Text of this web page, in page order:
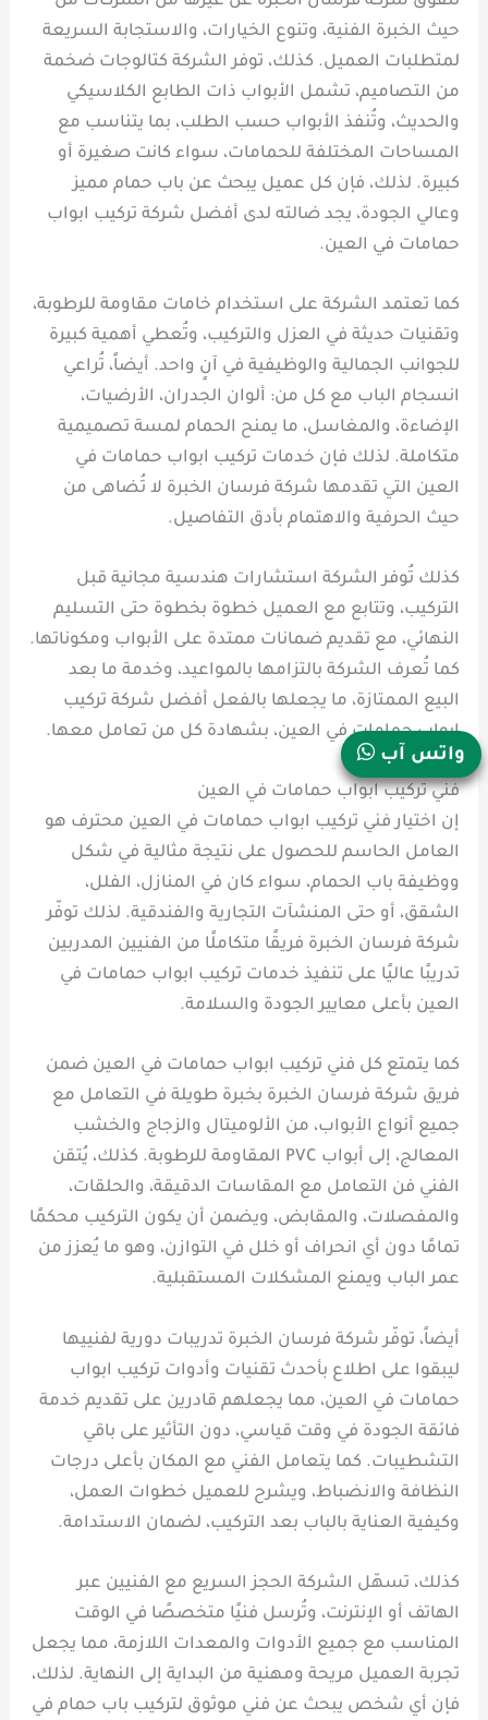
حيث الخبرة الفنية، وتنوع الخيارات، والاستجابة السريعة
لمتطلبات العميل. كذلك، توفر الشركة كتالوجات ضخمة
من التصاميم، تشمل الأبواب ذات الطابع الكلاسيكي
والحديث، وتُنفذ الأبواب حسب الطلب، بما يتناسب مع
المساحات المختلفة للحمامات، سواء كانت صغيرة أو
كبيرة. لذلك، فإن كل عميل يبحث عن باب حمام مميز
وعالي الجودة، يجد ضالته لدى أفضل شركة تركيب ابواب
حمامات في العين.
كما تعتمد الشركة على استخدام خامات مقاومة للرطوبة،
وتقنيات حديثة في العزل والتركيب، وتُعطي أهمية كبيرة
للجوانب الجمالية والوظيفية في آنٍ واحد. أيضاً، تُراعي
انسجام الباب مع كل من: ألوان الجدران، الأرضيات،
الإضاءة، والمغاسل، ما يمنح الحمام لمسة تصميمية
متكاملة. لذلك فإن خدمات تركيب ابواب حمامات في
العين التي تقدمها شركة فرسان الخبرة لا تُضاهى من
حيث الحرفية والاهتمام بأدق التفاصيل.
كذلك تُوفر الشركة استشارات هندسية مجانية قبل
التركيب، وتتابع مع العميل خطوة بخطوة حتى التسليم
النهائي، مع تقديم ضمانات ممتدة على الأبواب ومكوناتها.
كما تُعرف الشركة بالتزامها بالمواعيد، وخدمة ما بعد
البيع الممتازة، ما يجعلها بالفعل أفضل شركة تركيب
ابواب حمامات في العين، بشهادة كل من تعامل معها.
فني تركيب ابواب حمامات في العين
إن اختيار فني تركيب ابواب حمامات في العين محترف هو
العامل الحاسم للحصول على نتيجة مثالية في شكل
ووظيفة باب الحمام، سواء كان في المنازل، الفلل،
الشقق، أو حتى المنشآت التجارية والفندقية. لذلك توفّر
شركة فرسان الخبرة فريقًا متكاملًا من الفنيين المدربين
تدريبًا عاليًا على تنفيذ خدمات تركيب ابواب حمامات في
العين بأعلى معايير الجودة والسلامة.
كما يتمتع كل فني تركيب ابواب حمامات في العين ضمن
فريق شركة فرسان الخبرة بخبرة طويلة في التعامل مع
جميع أنواع الأبواب، من الألوميتال والزجاج والخشب
المعالج، إلى أبواب PVC المقاومة للرطوبة. كذلك، يُتقن
الفني فن التعامل مع المقاسات الدقيقة، والحلقات،
والمفصلات، والمقابض، ويضمن أن يكون التركيب محكمًا
تمامًا دون أي انحراف أو خلل في التوازن، وهو ما يُعزز من
عمر الباب ويمنع المشكلات المستقبلية.
أيضاً، توفّر شركة فرسان الخبرة تدريبات دورية لفنييها
ليبقوا على اطلاع بأحدث تقنيات وأدوات تركيب ابواب
حمامات في العين، مما يجعلهم قادرين على تقديم خدمة
فائقة الجودة في وقت قياسي، دون التأثير على باقي
التشطيبات. كما يتعامل الفني مع المكان بأعلى درجات
النظافة والانضباط، ويشرح للعميل خطوات العمل،
وكيفية العناية بالباب بعد التركيب، لضمان الاستدامة.
كذلك، تسهّل الشركة الحجز السريع مع الفنيين عبر
الهاتف أو الإنترنت، وتُرسل فنيًا متخصصًا في الوقت
المناسب مع جميع الأدوات والمعدات اللازمة، مما يجعل
تجربة العميل مريحة ومهنية من البداية إلى النهاية. لذلك،
فإن أي شخص يبحث عن فني موثوق لتركيب باب حمام في
واتس آب